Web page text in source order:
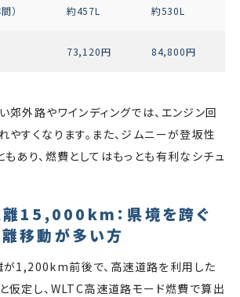
） 約457L 約530L
73,120円 84,800円
外路やワインディングでは、エンジン回
すくなります。また、ジムニーが登坂性
あり、燃費としてはもっとも有利なシチュ
離15,000km：県境を跨ぐ
移動が多い方
1,200km前後で、高速道路を利用した
仮定し、WLTC高速道路モード燃費で算出